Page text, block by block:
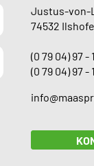
Justus-von-
74532
(0 79 04) 97 -
(0 79 04) 97 -